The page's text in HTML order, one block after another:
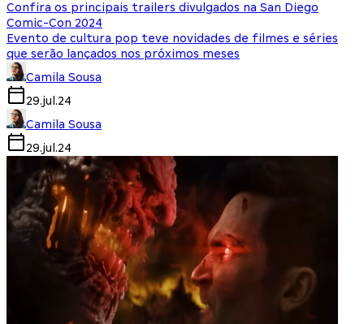
Confira os principais trailers divulgados na San Diego
Comic-Con 2024
Evento de cultura pop teve novidades de filmes e séries
que serão lançados nos próximos meses
Camila Sousa
29.jul.24
Camila Sousa
29.jul.24